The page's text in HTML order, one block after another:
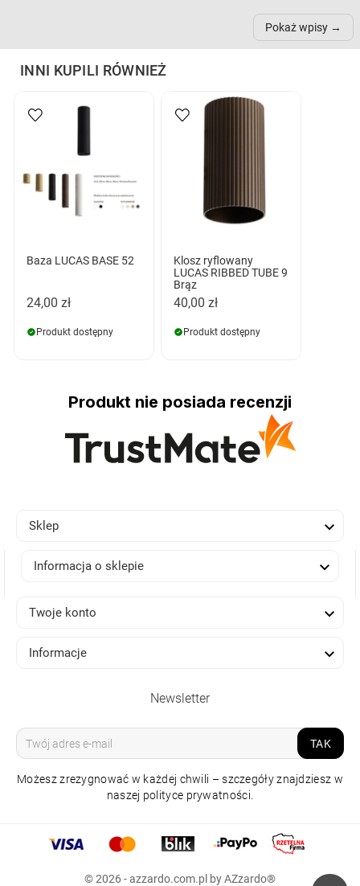
nich może przydać się w
Pokaż wpisy
INNI KUPILI RÓWNIEŻ
Baza LUCAS BASE 52
24,00 zł
Produkt dostępny
Klosz ryflowany
LUCAS RIBBED TUBE 9
Brąz
40,00 zł
Produkt dostępny
Produkt nie posiada recenzji
RYFLOWANY
Sklep 
Informacja o sklepie 
Twoje konto 
Informacje 
Newsletter
TAK
Możesz zrezygnować w każdej chwili – szczegóły znajdziesz w
naszej polityce prywatności.
© 2026 - azzardo.com.pl by AZzardo®